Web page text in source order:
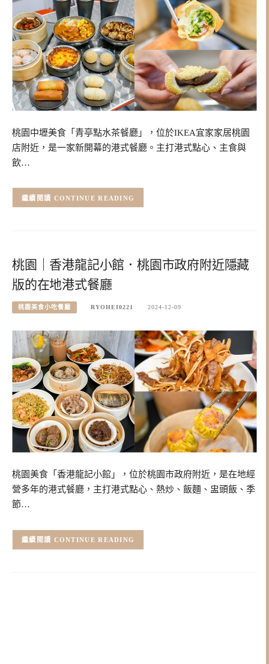
桃園中壢美食「青亭點水茶餐廳」，位於IKEA宜家家居桃園
店附近，是一家新開幕的港式餐廳。主打港式點心、主食與
飲…
CONTINUE READING
桃園｜香港龍記小館．桃園市政府附近隱藏
版的在地港式餐廳
桃園美食小吃餐廳 RYOHEI0221 2024-12-09
桃園美食「香港龍記小館」，位於桃園市政府附近，是在地經
營多年的港式餐廳，主打港式點心、熱炒、飯麵、盅頭飯、季
節…
CONTINUE READING